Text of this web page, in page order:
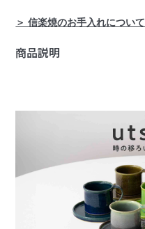
＞ 信楽焼のお手入れについて
商品説明